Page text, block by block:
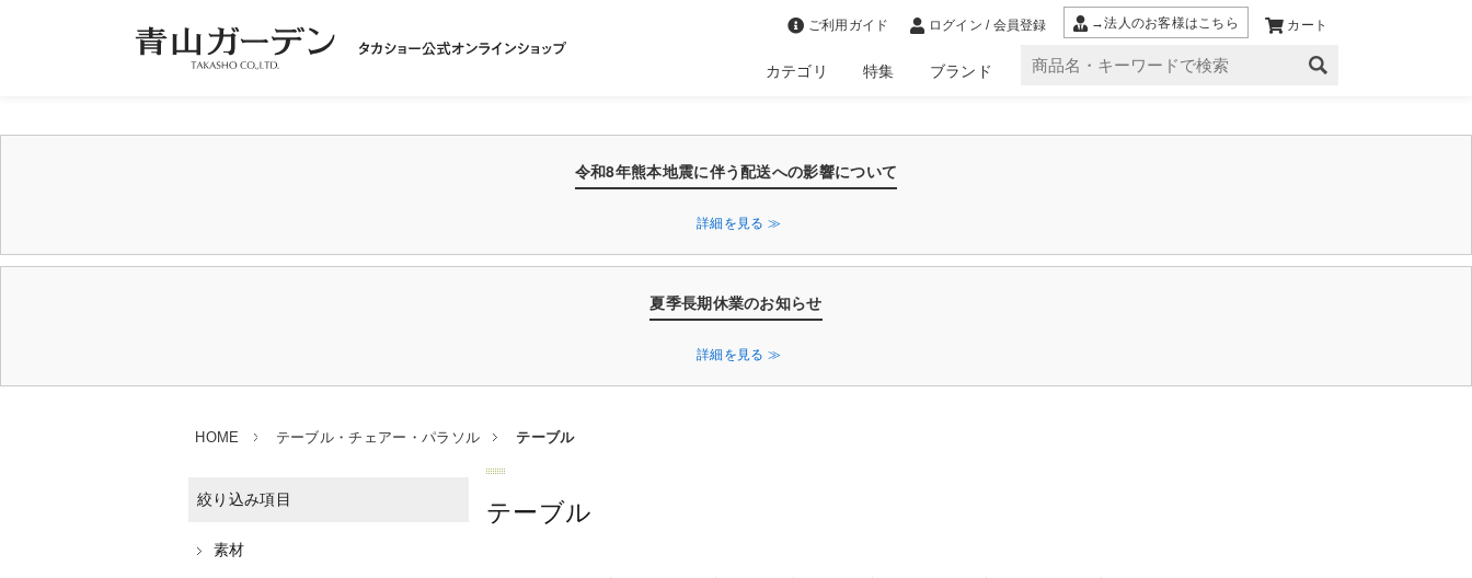
ご利用ガイド ログイン / 会員登録 →法人のお客様はこちら カート
カテゴリ 特集 ブランド
令和8年熊本地震に伴う配送への影響について
詳細を見る ≫
夏季長期休業のお知らせ
詳細を見る ≫
HOME テーブル・チェアー・パラソル テーブル
テーブル
絞り込み項目
素材